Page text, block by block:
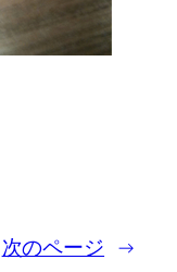
次のページ →